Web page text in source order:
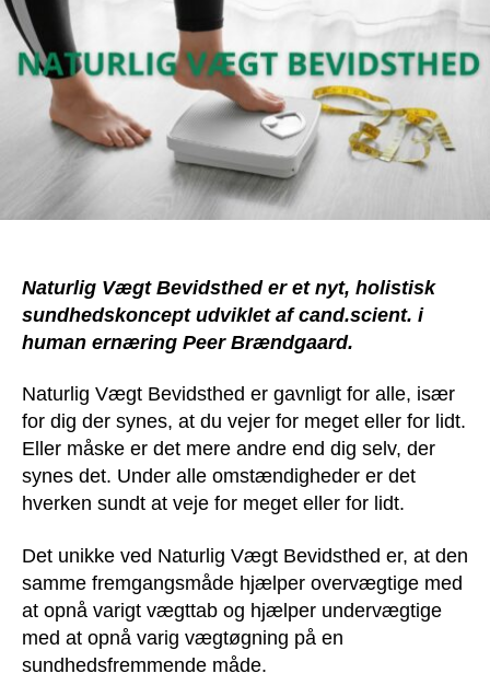
Naturlig Vægt Bevidsthed er et nyt, holistisk
sundhedskoncept udviklet af cand.scient. i
human ernæring Peer Brændgaard.
Naturlig Vægt Bevidsthed er gavnligt for alle, især
for dig der synes, at du vejer for meget eller for lidt.
Eller måske er det mere andre end dig selv, der
synes det. Under alle omstændigheder er det
hverken sundt at veje for meget eller for lidt.
Det unikke ved Naturlig Vægt Bevidsthed er, at den
samme fremgangsmåde hjælper overvægtige med
at opnå varigt vægttab og hjælper undervægtige
med at opnå varig vægtøgning på en
sundhedsfremmende måde.